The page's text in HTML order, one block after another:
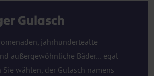
Gulasch
jahrhundertealte
außergewöhnliche Bäder… egal
wählen, der Gulasch namens